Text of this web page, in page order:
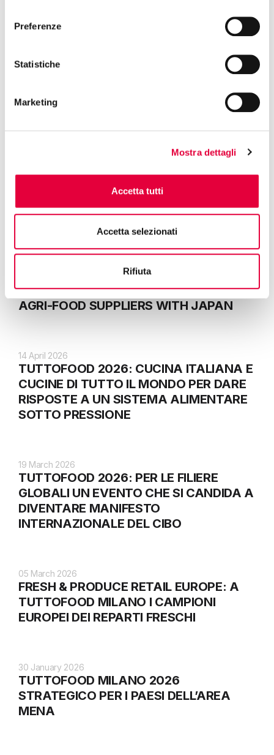
Preferenze
Statistiche
Marketing
Mostra dettagli
Accetta tutti
Accetta selezionati
Rifiuta
CUCINA ITALIANA
TUTTOFOOD 2026: FIERA DA RECORD
TUTTOFOOD 2026, INAUGURATA
L’EDIZIONE 2026
TUTTOFOOD 2026 CONNECTS GLOBAL
AGRI-FOOD SUPPLIERS WITH JAPAN
14 April 2026
TUTTOFOOD 2026: CUCINA ITALIANA E
CUCINE DI TUTTO IL MONDO PER DARE
RISPOSTE A UN SISTEMA ALIMENTARE
SOTTO PRESSIONE
19 March 2026
TUTTOFOOD 2026: PER LE FILIERE
GLOBALI UN EVENTO CHE SI CANDIDA A
DIVENTARE MANIFESTO
INTERNAZIONALE DEL CIBO
05 March 2026
FRESH & PRODUCE RETAIL EUROPE: A
TUTTOFOOD MILANO I CAMPIONI
EUROPEI DEI REPARTI FRESCHI
30 January 2026
TUTTOFOOD MILANO 2026
STRATEGICO PER I PAESI DELL’AREA
MENA